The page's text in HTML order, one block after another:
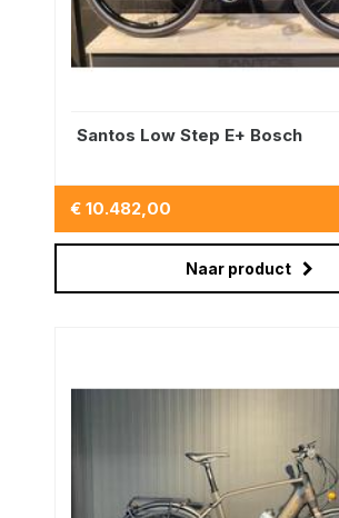
Santos Low Step E+ Bosch
€ 10.482,00
Naar product